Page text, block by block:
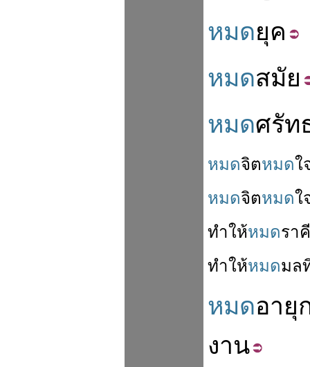
หมดยุค
หมดสมัย
หมดศรัท
หมดจิตหมดใ
หมดจิตหมดใ
ทำให้หมดราคี
ทำให้หมดมล
หมดอายุ
งาน